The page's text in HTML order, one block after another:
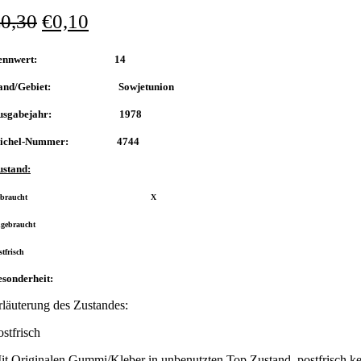
0,30 €0,10
14
Gebiet: Sowjetunion
1978
Nummer: 4744
X
des Zustandes: